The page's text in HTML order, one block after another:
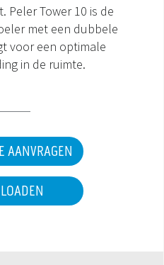
Peler Tower 10 is de
met een dubbele
voor een optimale
in de ruimte.
AANVRAGEN